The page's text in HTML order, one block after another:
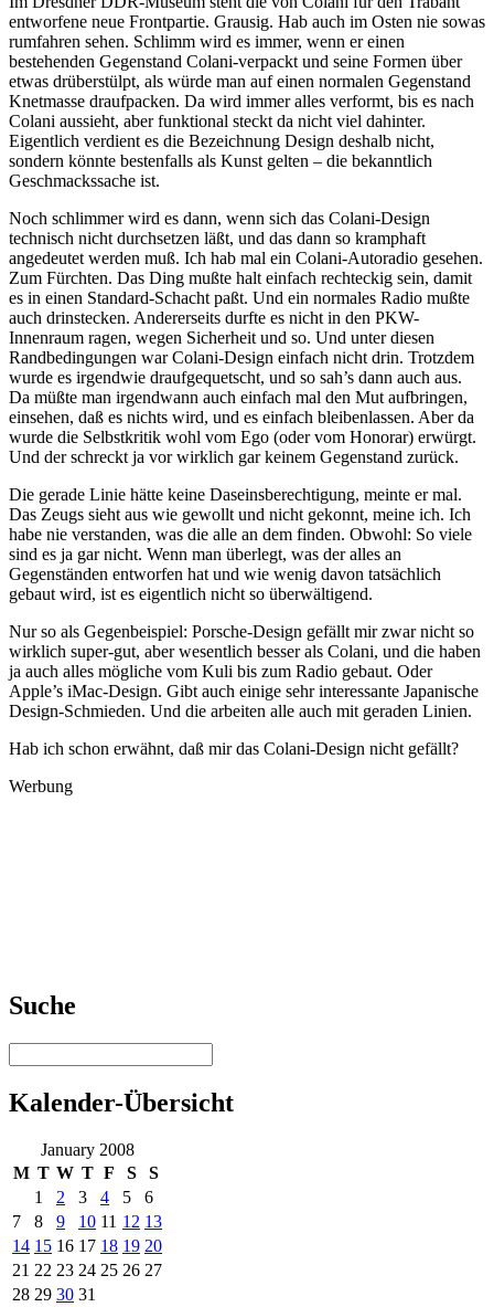
entworfene neue Frontpartie. Grausig. Hab auch im Osten nie sowas
rumfahren sehen. Schlimm wird es immer, wenn er einen
bestehenden Gegenstand Colani-verpackt und seine Formen über
etwas drüberstülpt, als würde man auf einen normalen Gegenstand
Knetmasse draufpacken. Da wird immer alles verformt, bis es nach
Colani aussieht, aber funktional steckt da nicht viel dahinter.
Eigentlich verdient es die Bezeichnung Design deshalb nicht,
sondern könnte bestenfalls als Kunst gelten – die bekanntlich
Geschmackssache ist.
Noch schlimmer wird es dann, wenn sich das Colani-Design
technisch nicht durchsetzen läßt, und das dann so kramphaft
angedeutet werden muß. Ich hab mal ein Colani-Autoradio gesehen.
Zum Fürchten. Das Ding mußte halt einfach rechteckig sein, damit
es in einen Standard-Schacht paßt. Und ein normales Radio mußte
auch drinstecken. Andererseits durfte es nicht in den PKW-
Innenraum ragen, wegen Sicherheit und so. Und unter diesen
Randbedingungen war Colani-Design einfach nicht drin. Trotzdem
wurde es irgendwie draufgequetscht, und so sah’s dann auch aus.
Da müßte man irgendwann auch einfach mal den Mut aufbringen,
einsehen, daß es nichts wird, und es einfach bleibenlassen. Aber da
wurde die Selbstkritik wohl vom Ego (oder vom Honorar) erwürgt.
Und der schreckt ja vor wirklich gar keinem Gegenstand zurück.
Die gerade Linie hätte keine Daseinsberechtigung, meinte er mal.
Das Zeugs sieht aus wie gewollt und nicht gekonnt, meine ich. Ich
habe nie verstanden, was die alle an dem finden. Obwohl: So viele
sind es ja gar nicht. Wenn man überlegt, was der alles an
Gegenständen entworfen hat und wie wenig davon tatsächlich
gebaut wird, ist es eigentlich nicht so überwältigend.
Nur so als Gegenbeispiel: Porsche-Design gefällt mir zwar nicht so
wirklich super-gut, aber wesentlich besser als Colani, und die haben
ja auch alles mögliche vom Kuli bis zum Radio gebaut. Oder
Apple’s iMac-Design. Gibt auch einige sehr interessante Japanische
Design-Schmieden. Und die arbeiten alle auch mit geraden Linien.
Hab ich schon erwähnt, daß mir das Colani-Design nicht gefällt?
Werbung
Suche
Kalender-Übersicht
January 2008
M T W T F S
S
1
2 3 4 5
6
7
8 9 10 11 12 13
14 15 16 17 18 19 20
21 22 23 24 25 26 27
28 29 30 31